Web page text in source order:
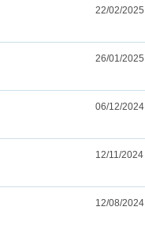
22/02/2025
26/01/2025
06/12/2024
12/11/2024
12/08/2024